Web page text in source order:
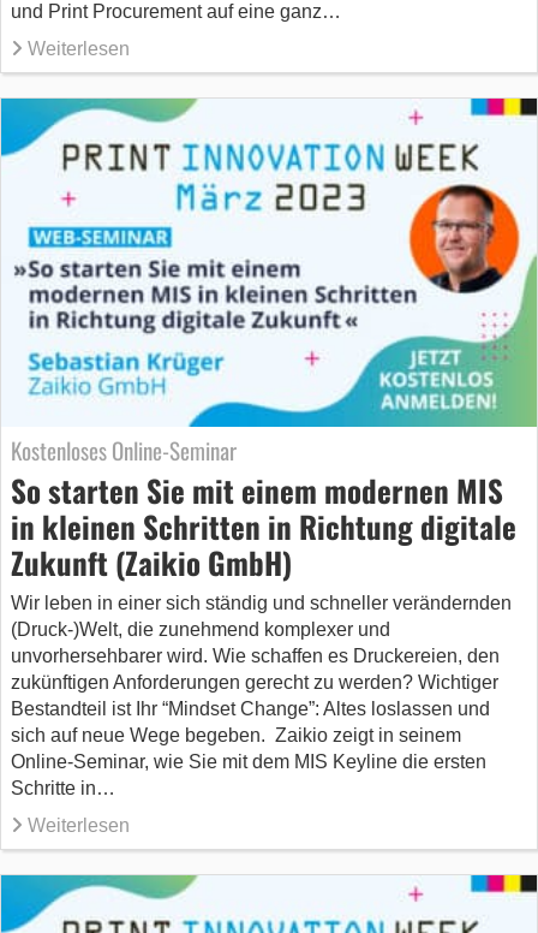
und Print Procurement auf eine ganz…
Weiterlesen
Kostenloses Online-Seminar
So starten Sie mit einem modernen MIS
in kleinen Schritten in Richtung digitale
Zukunft (Zaikio GmbH)
Wir leben in einer sich ständig und schneller verändernden
(Druck-)Welt, die zunehmend komplexer und
unvorhersehbarer wird. Wie schaffen es Druckereien, den
zukünftigen Anforderungen gerecht zu werden? Wichtiger
Bestandteil ist Ihr “Mindset Change”: Altes loslassen und
sich auf neue Wege begeben. Zaikio zeigt in seinem
Online-Seminar, wie Sie mit dem MIS Keyline die ersten
Schritte in…
Weiterlesen